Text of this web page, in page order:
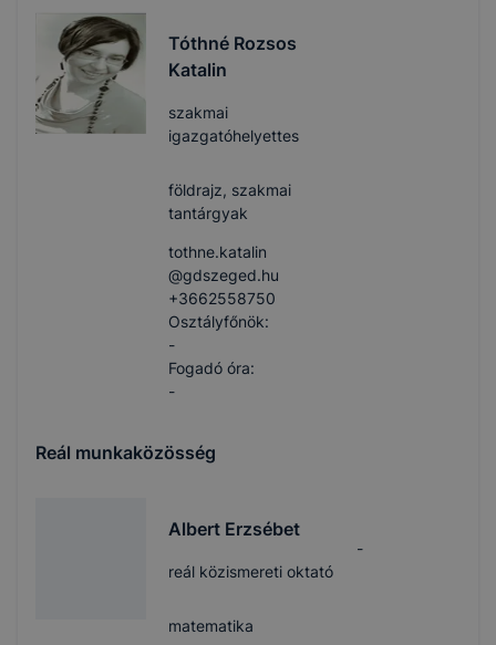
Tóthné Rozsos
Katalin
szakmai
igazgatóhelyettes
földrajz, szakmai
tantárgyak
tothne.katalin​
@gdszeged.hu
+3662558750
Osztályfőnök:
-
Fogadó óra:
-
Reál munkaközösség
Albert Erzsébet
reál közismereti oktató
matematika
-